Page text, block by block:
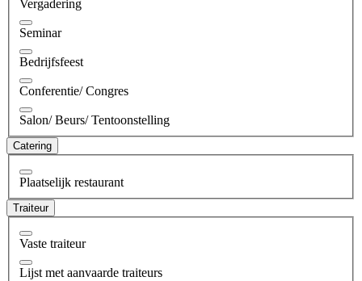
Vergadering
Seminar
Bedrijfsfeest
Conferentie/ Congres
Salon/ Beurs/ Tentoonstelling
Catering
Plaatselijk restaurant
Traiteur
Vaste traiteur
Lijst met aanvaarde traiteurs